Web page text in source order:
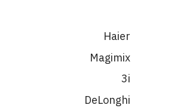
Haier
Magimix
3i
DeLonghi